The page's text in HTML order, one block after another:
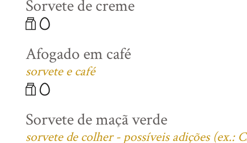
Sorvete de creme
Afogado em café
sorvete e café
Sorvete de maçã verde
sorvete de colher - possíveis adições (ex.: